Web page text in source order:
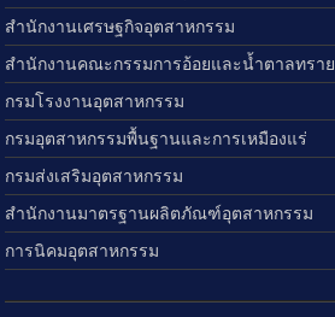
สำนักงานเศรษฐกิจอุตสาหกรรม
สำนักงานคณะกรรมการอ้อยและน้ำตาลทราย
กรมโรงงานอุตสาหกรรม
กรมอุตสาหกรรมพื้นฐานและการเหมืองแร่
กรมส่งเสริมอุตสาหกรรม
สำนักงานมาตรฐานผลิตภัณฑ์อุตสาหกรรม
การนิคมอุตสาหกรรม